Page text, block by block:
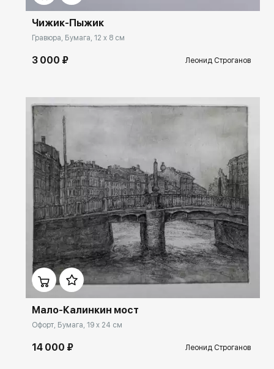
Чижик-Пыжик
Гравюра, Бумага, 12 x 8 см
3 000 ₽ Леонид Строганов
Домен: rakovgallery.ru
Мало-Калинкин мост
Офорт, Бумага, 19 x 24 см
14 000 ₽ Леонид Строганов